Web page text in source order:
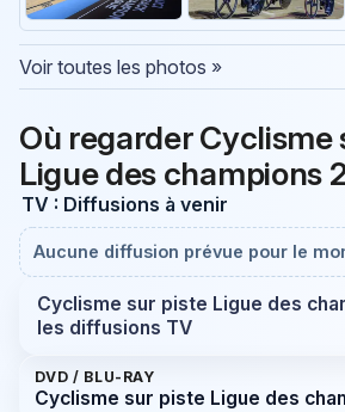
Voir toutes les photos »
Où regarder Cyclisme
Ligue des champions
TV : Diffusions à venir
Aucune diffusion prévue pour le
Cyclisme sur piste Ligue des
les diffusions TV
DVD / BLU-RAY
Cyclisme sur piste Ligue des